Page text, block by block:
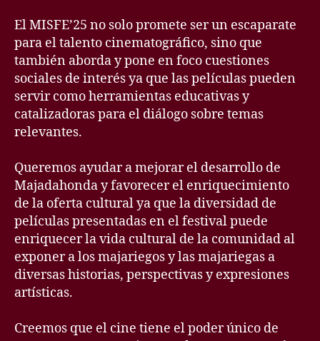
El MISFE’25 no solo promete ser un escaparate
para el talento cinematográfico, sino que
también aborda y pone en foco cuestiones
sociales de interés ya que las películas pueden
servir como herramientas educativas y
catalizadoras para el diálogo sobre temas
relevantes.
Queremos ayudar a mejorar el desarrollo de
Majadahonda y favorecer el enriquecimiento
de la oferta cultural ya que la diversidad de
películas presentadas en el festival puede
enriquecer la vida cultural de la comunidad al
exponer a los majariegos y las majariegas a
diversas historias, perspectivas y expresiones
artísticas.
Creemos que el cine tiene el poder único de